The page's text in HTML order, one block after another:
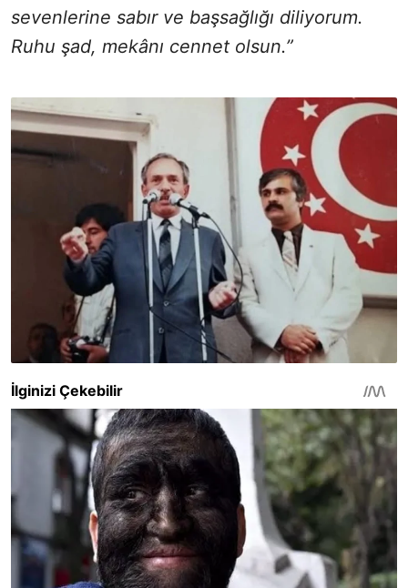
sevenlerine sabır ve başsağlığı diliyorum.
Ruhu şad, mekânı cennet olsun.”